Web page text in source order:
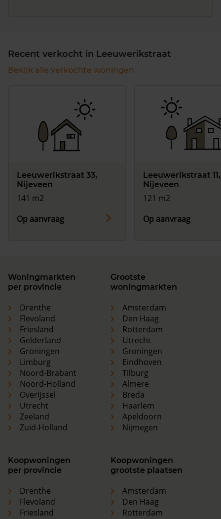
Recent verkocht in Leeuwerikstraat
Bekijk alle verkochte woningen
Leeuwerikstraat 33,
Nijeveen
141 m2
Op aanvraag
Leeuwerikstraat 11,
Nijeveen
121 m2
Op aanvraag
Woningmarkten
per provincie
Drenthe
Flevoland
Friesland
Gelderland
Groningen
Limburg
Noord-Brabant
Noord-Holland
Overijssel
Utrecht
Zeeland
Zuid-Holland
Grootste
woningmarkten
Amsterdam
Den Haag
Rotterdam
Utrecht
Groningen
Eindhoven
Tilburg
Almere
Breda
Haarlem
Apeldoorn
Nijmegen
Koopwoningen
per provincie
Drenthe
Flevoland
Friesland
Koopwoningen
grootste plaatsen
Amsterdam
Den Haag
Rotterdam